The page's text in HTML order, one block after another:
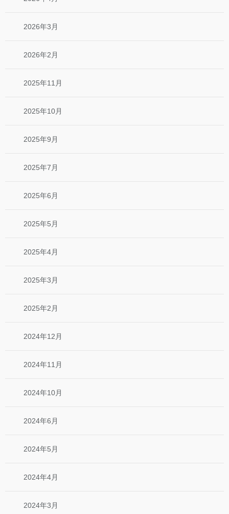
2026年3月
2026年2月
2025年11月
2025年10月
2025年9月
2025年7月
2025年6月
2025年5月
2025年4月
2025年3月
2025年2月
2024年12月
2024年11月
2024年10月
2024年6月
2024年5月
2024年4月
2024年3月